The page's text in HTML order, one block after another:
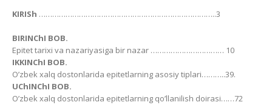
KIRISh ……………………………………………………………………..3
BIRINChI BOB.
Epitet tarixi va nazariyasiga bir nazar …………………………… 10
IKKINChI BOB.
O’zbek xalq dostonlarida epitetlarning asosiy tiplari………..39.
UChINChI BOB.
O’zbek xalq dostonlarida epitetlarning qo’llanilish doirasi……72